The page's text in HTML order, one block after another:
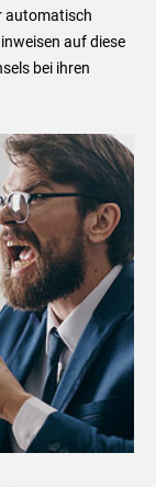
automatisch
auf diese
bei ihren